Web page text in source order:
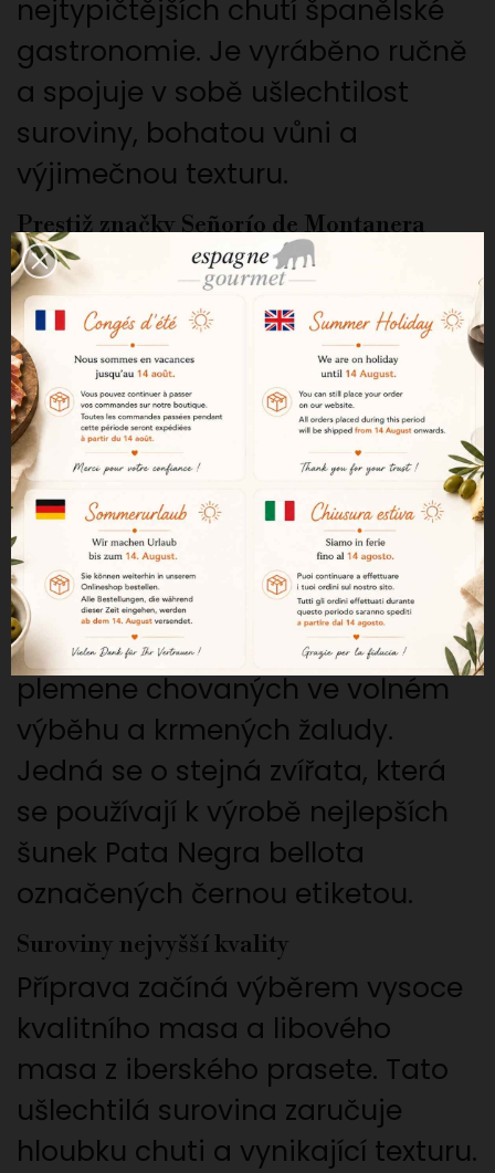
nejtypičtějších chutí španělské
gastronomie. Je vyráběno ručně
a spojuje v sobě ušlechtilost
suroviny, bohatou vůni a
výjimečnou texturu.
Prestiž značky Señorío de Montanera
Señorío de Montanera je jednou z
nejuznávanějších značek v
oblasti prémiových iberských
produktů. Díky svým vysokým
nárokům na chov, výběr a ruční
výrobu je tato značka referencí
pro náročné milovníky.
100% iberský původ bellota
Tato chorizo pochází z prasat
čistokrevného iberského
plemene chovaných ve volném
výběhu a krmených žaludy.
Jedná se o stejná zvířata, která
se používají k výrobě nejlepších
šunek Pata Negra bellota
označených černou etiketou.
Suroviny nejvyšší kvality
Příprava začíná výběrem vysoce
kvalitního masa a libového
masa z iberského prasete. Tato
ušlechtilá surovina zaručuje
hloubku chuti a vynikající texturu.